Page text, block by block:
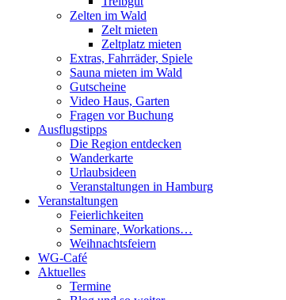
Zelten im Wald
Zelt mieten
Zeltplatz mieten
Extras, Fahrräder, Spiele
Sauna mieten im Wald
Gutscheine
Video Haus, Garten
Fragen vor Buchung
Ausflugstipps
Die Region entdecken
Wanderkarte
Urlaubsideen
Veranstaltungen in Hamburg
Veranstaltungen
Feierlichkeiten
Seminare, Workations…
Weihnachtsfeiern
WG-Café
Aktuelles
Termine